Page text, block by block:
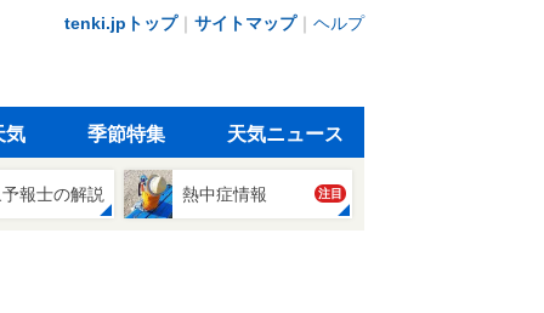
tenki.jpトップ｜ サイトマップ｜ ヘルプ
気 季節特集 天気ニュース
報士の解説 熱中症情報 注目